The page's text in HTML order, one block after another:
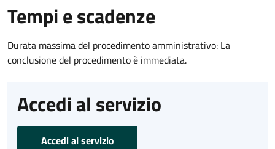
Tempi e scadenze
Durata massima del procedimento amministrativo: La
conclusione del procedimento è immediata.
Accedi al servizio
Accedi al servizio